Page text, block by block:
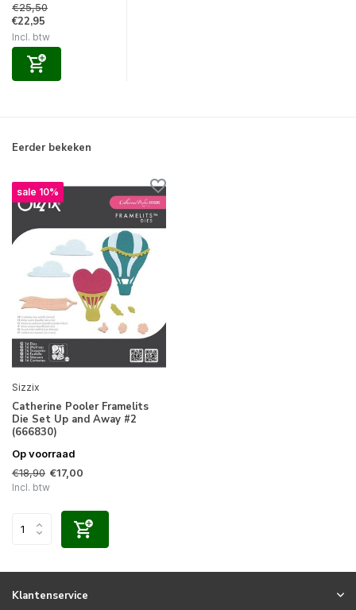
€25,50
€22,95
Incl. btw
Eerder bekeken
sale 10%
Sizzix
Catherine Pooler Framelits
Die Set Up and Away #2
(666830)
Op voorraad
€18,90 €17,00
Incl. btw
Klantenservice